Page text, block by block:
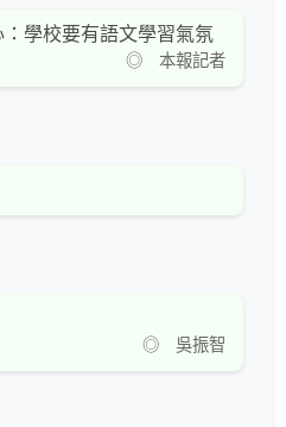
：學校要有語文學習氣氛
◎ 本報記者
◎ 吳振智